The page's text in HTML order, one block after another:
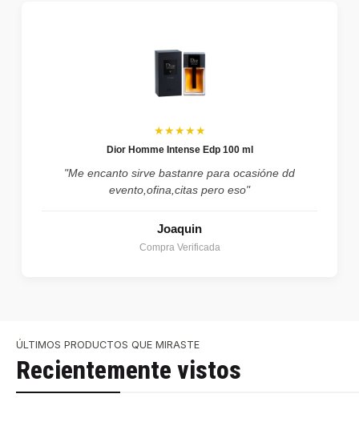
★★★★★
Dior Homme Intense Edp 100 ml
"Me encanto sirve bastanre para ocasióne dd
evento,ofina,citas pero eso"
Joaquin
Compra Verificada
ÚLTIMOS PRODUCTOS QUE MIRASTE
Recientemente vistos